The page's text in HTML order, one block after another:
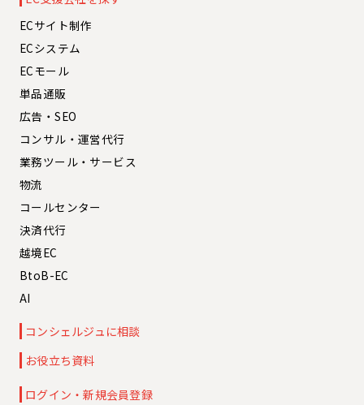
ECサイト制作
ECシステム
ECモール
単品通販
広告・SEO
コンサル・運営代行
業務ツール・サービス
物流
コールセンター
決済代行
越境EC
BtoB-EC
AI
コンシェルジュに相談
お役立ち資料
ログイン・新規会員登録